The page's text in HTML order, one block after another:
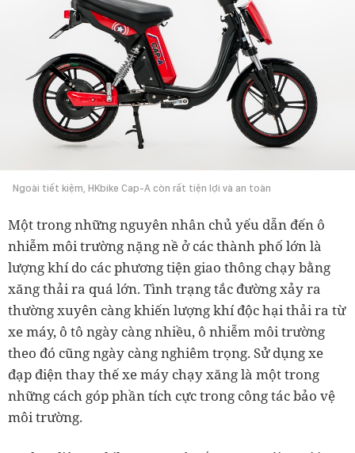
Ngoài tiết kiệm, HKbike Cap-A còn rất tiện lợi và an toàn
Một trong những nguyên nhân chủ yếu dẫn đến ô
nhiễm môi trường nặng nề ở các thành phố lớn là
lượng khí do các phương tiện giao thông chạy bằng
xăng thải ra quá lớn. Tình trạng tắc đường xảy ra
thường xuyên càng khiến lượng khí độc hại thải ra từ
xe máy, ô tô ngày càng nhiều, ô nhiễm môi trường
theo đó cũng ngày càng nghiêm trọng. Sử dụng xe
đạp điện thay thế xe máy chạy xăng là một trong
những cách góp phần tích cực trong công tác bảo vệ
môi trường.